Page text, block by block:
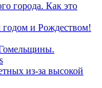
города. Как это
и Рождеством!
из-за высокой